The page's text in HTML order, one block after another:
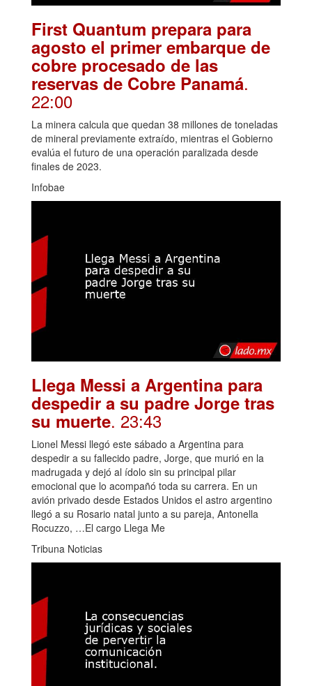
First Quantum prepara para
agosto el primer embarque de
cobre procesado de las
reservas de Cobre Panamá.
22:00
La minera calcula que quedan 38 millones de toneladas
de mineral previamente extraído, mientras el Gobierno
evalúa el futuro de una operación paralizada desde
finales de 2023.
Infobae
Llega Messi a Argentina para
despedir a su padre Jorge tras
su muerte. 23:43
Lionel Messi llegó este sábado a Argentina para
despedir a su fallecido padre, Jorge, que murió en la
madrugada y dejó al ídolo sin su principal pilar
emocional que lo acompañó toda su carrera. En un
avión privado desde Estados Unidos el astro argentino
llegó a su Rosario natal junto a su pareja, Antonella
Rocuzzo, …El cargo Llega Me
Tribuna Noticias